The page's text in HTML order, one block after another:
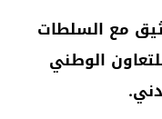
مع السلطات
الوطني